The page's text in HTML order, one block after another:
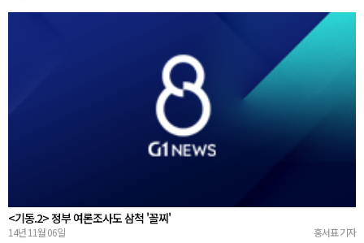
<기동.2> 정부 여론조사도 삼척 '꼴찌'
14년 11월 06일 홍서표 기자